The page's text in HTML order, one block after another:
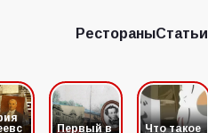
РестораныСтатьи
РестораныСтатьи
Первый в
Что такое